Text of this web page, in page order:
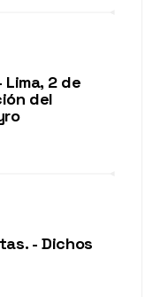
2 de
del
- Dichos